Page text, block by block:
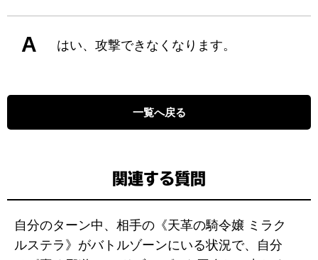
A はい、攻撃できなくなります。
一覧へ戻る
関連する質問
自分のターン中、相手の《天革の騎令嬢 ミラク
ルステラ》がバトルゾーンにいる状況で、自分